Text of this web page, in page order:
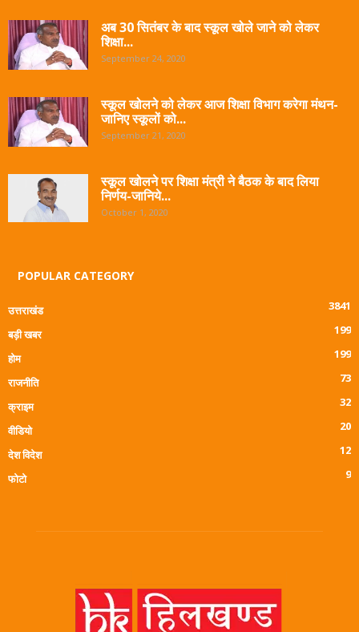
अब 30 सितंबर के बाद स्कूल खोले जाने को लेकर
शिक्षा...
September 24, 2020
स्कूल खोलने को लेकर आज शिक्षा विभाग करेगा मंथन-
जानिए स्कूलों को...
September 21, 2020
स्कूल खोलने पर शिक्षा मंत्री ने बैठक के बाद लिया
निर्णय-जानिये...
October 1, 2020
POPULAR CATEGORY
उत्तराखंड
3841
बड़ी खबर
199
होम
199
राजनीति
73
क्राइम
32
वीडियो
20
देश विदेश
12
फोटो
9